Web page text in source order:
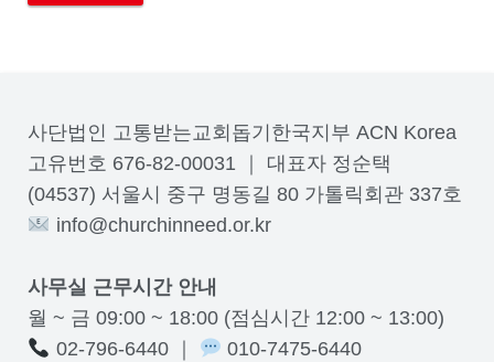
사단법인 고통받는교회돕기한국지부 ACN Korea
고유번호 676-82-00031 ｜ 대표자 정순택
(04537) 서울시 중구 명동길 80 가톨릭회관 337호
info@churchinneed.or.kr
사무실 근무시간 안내
월 ~ 금 09:00 ~ 18:00 (점심시간 12:00 ~ 13:00)
02-796-6440 ｜
010-7475-6440